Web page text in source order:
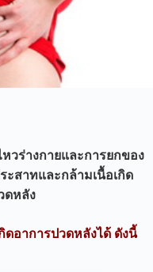
วร่างกายและการยกของ
ะสาทและกล้ามเนื้อเกิด
ดหลัง
อาการปวดหลังได้ ดังนี้